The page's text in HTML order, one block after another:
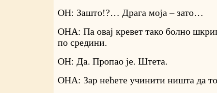
ОН: Зашто!?… Драга моја – зато…
ОНА: Па овај кревет тако болно
по средини.
ОН: Да. Пропао је. Штета.
ОНА: Зар нећете учинити ништа да